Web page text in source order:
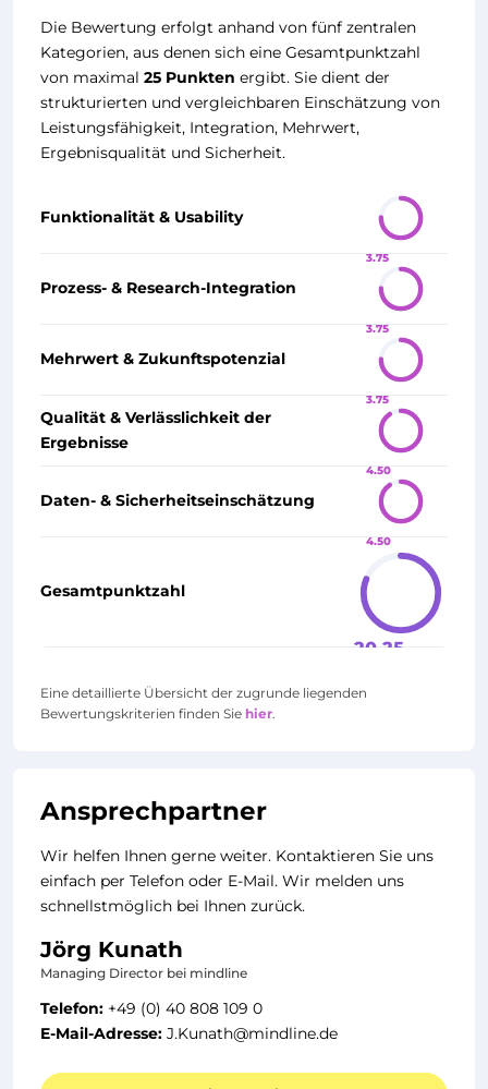
Die Bewertung erfolgt anhand von fünf zentralen
Kategorien, aus denen sich eine Gesamtpunktzahl
von maximal 25 Punkten ergibt. Sie dient der
strukturierten und vergleichbaren Einschätzung von
Leistungsfähigkeit, Integration, Mehrwert,
Ergebnisqualität und Sicherheit.
Funktionalität & Usability
3.75
Prozess- & Research-Integration
3.75
Mehrwert & Zukunftspotenzial
3.75
Qualität & Verlässlichkeit der
Ergebnisse
4.50
Daten- & Sicherheitseinschätzung
4.50
Gesamtpunktzahl
20.25
Eine detaillierte Übersicht der zugrunde liegenden
Bewertungskriterien finden Sie hier.
Ansprechpartner
Wir helfen Ihnen gerne weiter. Kontaktieren Sie uns
einfach per Telefon oder E-Mail. Wir melden uns
schnellstmöglich bei Ihnen zurück.
Jörg Kunath
Managing Director bei mindline
Telefon: +49 (0) 40 808 109 0
E-Mail-Adresse: J.Kunath@mindline.de